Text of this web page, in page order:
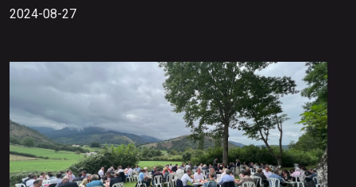
2024-08-27